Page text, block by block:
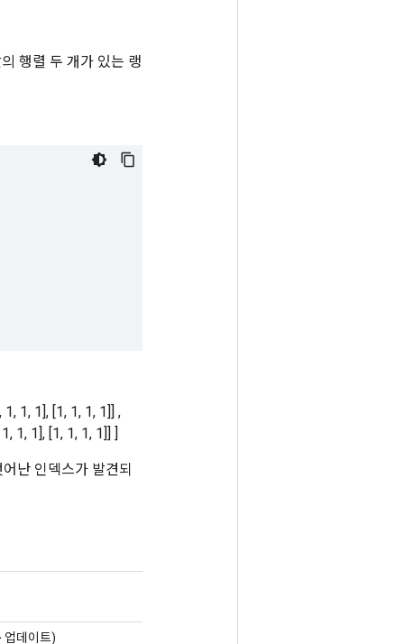
행렬 두 개가 있는 랭
1, 1], [1, 1, 1, 1]] ,
1, 1], [1, 1, 1, 1]] ]
난 인덱스가 발견되
업데이트)